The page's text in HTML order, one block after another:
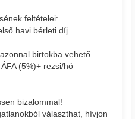
feltételei:
havi bérleti díj
birtokba vehető.
(5%)+ rezsi/hó
bizalommal!
választhat, hívjon